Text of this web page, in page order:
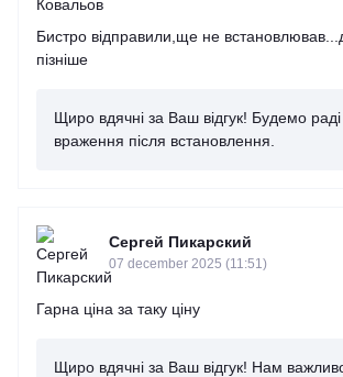
Бистро відправили,ще не
пізніше
Щиро вдячні за Ваш відгук! Будемо
враження після встановлення.
Сергей Пикарский
07 december 2025 (11:51)
Гарна ціна за таку ціну
Щиро вдячні за Ваш відгук! Нам